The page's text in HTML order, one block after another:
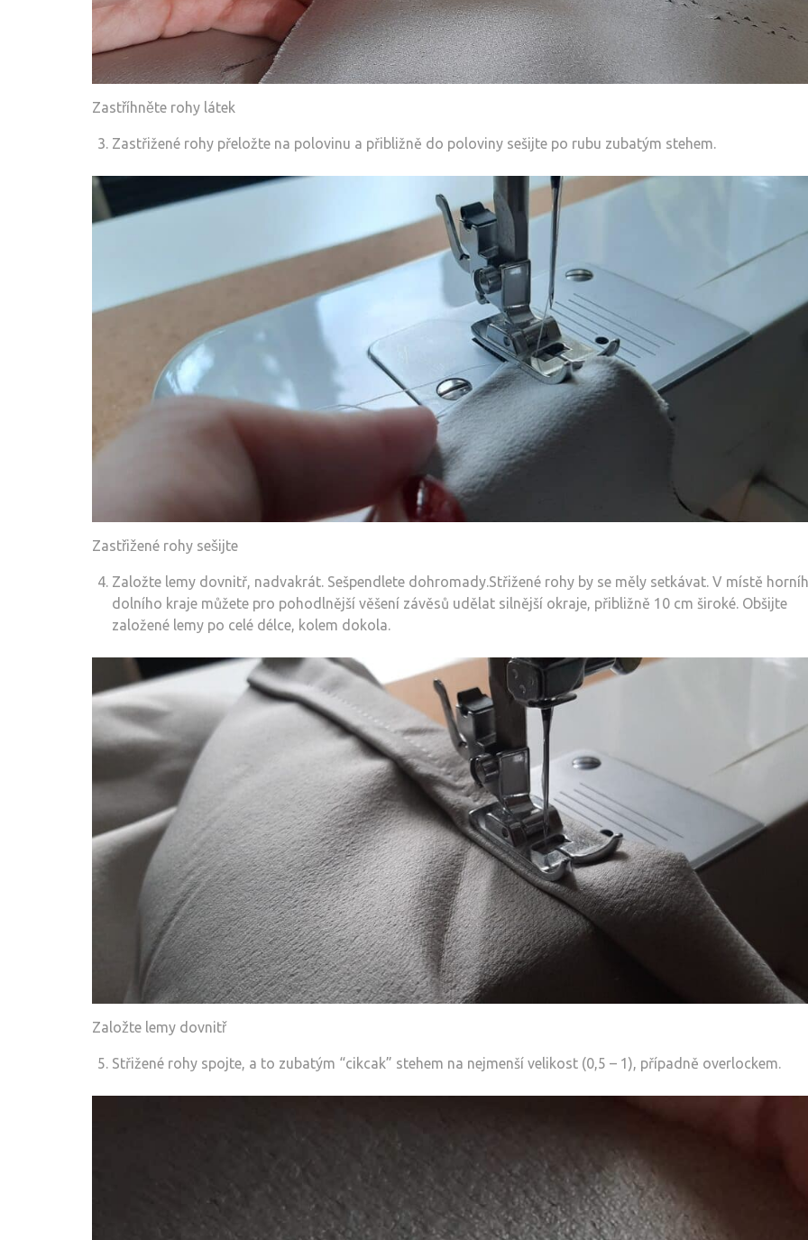
Zastříhněte rohy látek
Zastřižené rohy přeložte na polovinu a přibližně do poloviny sešijte po rubu zubatým stehem.
Zastřižené rohy sešijte
Založte lemy dovnitř, nadvakrát. Sešpendlete dohromady.Střižené rohy by se měly setkávat. V místě
dolního kraje můžete pro pohodlnější věšení závěsů udělat silnější okraje, přibližně 10 cm široké. Obšijte
založené lemy po celé délce, kolem dokola.
Založte lemy dovnitř
Střižené rohy spojte, a to zubatým “cikcak” stehem na nejmenší velikost (0,5 – 1), případně overlockem.